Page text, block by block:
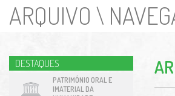
ARQUIVO \
DESTAQUES
PATRIMÓNIO ORAL E
IMATERIAL DA